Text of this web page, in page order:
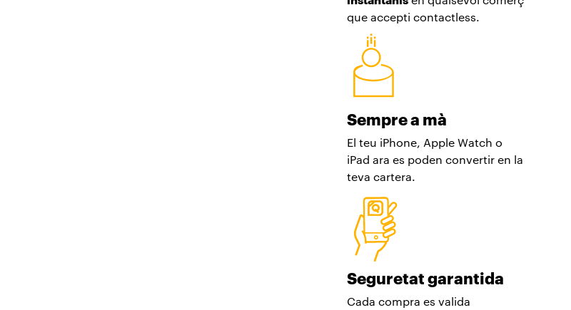
que accepti contactless.
Sempre a mà
El teu iPhone, Apple Watch o
iPad ara es poden convertir en la
teva cartera.
Seguretat garantida
Cada compra es valida